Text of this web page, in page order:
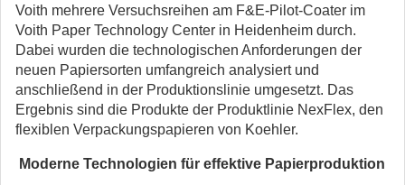
Voith mehrere Versuchsreihen am F&E-Pilot-Coater im
Voith Paper Technology Center in Heidenheim durch.
Dabei wurden die technologischen Anforderungen der
neuen Papiersorten umfangreich analysiert und
anschließend in der Produktionslinie umgesetzt. Das
Ergebnis sind die Produkte der Produktlinie NexFlex, den
flexiblen Verpackungspapieren von Koehler.
Moderne Technologien für effektive Papierproduktion